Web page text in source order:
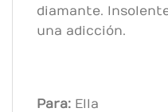
diamante.
una adicción.
Para: Ella